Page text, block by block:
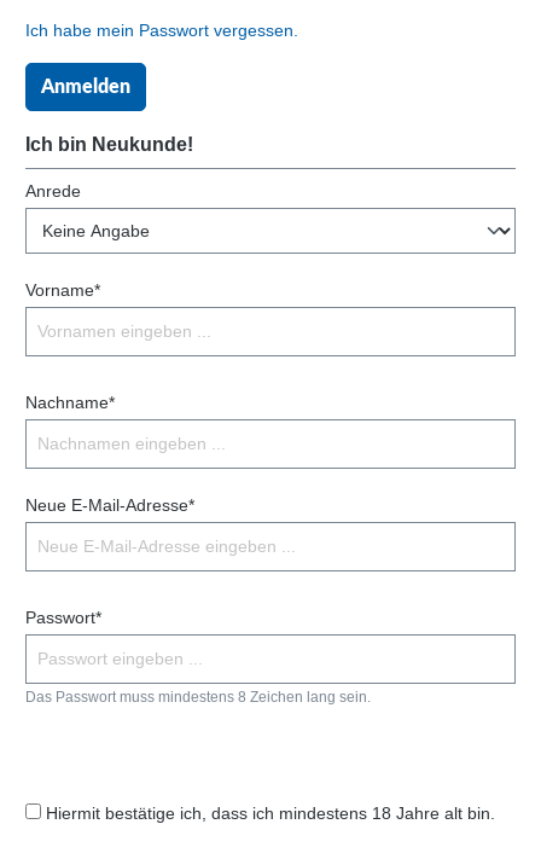
Ich habe mein Passwort vergessen.
Anmelden
Ich bin Neukunde!
Anrede
Vorname*
Nachname*
Neue E-Mail-Adresse*
Passwort*
Das Passwort muss mindestens 8 Zeichen lang sein.
Hiermit bestätige ich, dass ich mindestens 18 Jahre alt bin.